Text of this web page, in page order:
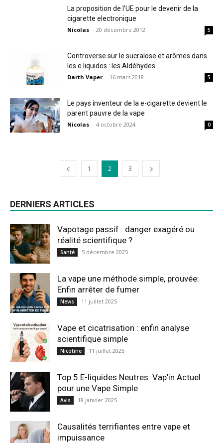
La proposition de l’UE pour le devenir de la
cigarette electronique
Nicolas - 20 décembre 2012 5
Controverse sur le sucralose et arômes dans
les e liquides : les Aldéhydes.
Darth Vaper - 16 mars 2018 5
Le pays inventeur de la e-cigarette devient le
parent pauvre de la vape
Nicolas - 4 octobre 2024 0
1 2 3
DERNIERS ARTICLES
Vapotage passif : danger exagéré ou
réalité scientifique ?
Santé 5 décembre 2025
La vape une méthode simple, prouvée:
Enfin arrêter de fumer
News 11 juillet 2025
Vape et cicatrisation : enfin analyse
scientifique simple
Nicotine 11 juillet 2025
Top 5 E-liquides Neutres: Vap’in Actuel
pour une Vape Simple
Avis 18 janvier 2025
Causalités terrifiantes entre vape et
impuissance